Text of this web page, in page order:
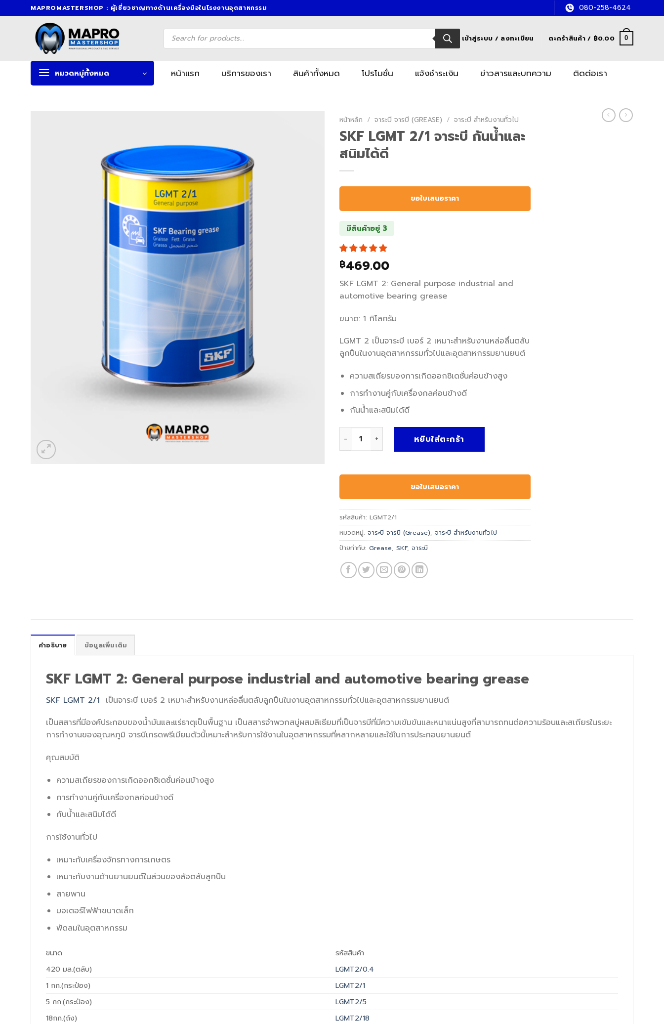
to
MAPROMASTERSHOP : ผู้เชี่ยวชาญทางด้านเครื่องมือในโรงงานอุตสาหกรรม 080-258-4624
Products
search เข้าสู่ระบบ / ลงทะเบียน ตะกร้าสินค้า / ฿0.00 0
หมวดหมู่ทั้งหมด หน้าแรก บริการของเรา สินค้าทั้งหมด โปรโมชั่น แจ้งชำระเงิน ข่าวสารและบทความ ติดต่อเรา
หน้าหลัก / จาระบี จารบี (GREASE) / จาระบี สำหรับงานทั่วไป
SKF LGMT 2/1 จาระบี กันน้ำและ
สนิมได้ดี
ขอใบเสนอราคา
มีสินค้าอยู่ 3
฿469.00
SKF LGMT 2: General purpose industrial and
automotive bearing grease
ขนาด: 1 กิโลกรัม
LGMT 2 เป็นจาระบี เบอร์ 2 เหมาะสำหรับงานหล่อลื่นตลับ
ลูกปืนในงานอุตสาหกรรมทั่วไปและอุตสาหกรรมยานยนต์
ความสเถียรของการเกิดออกซิเดชั่นค่อนข้างสูง
การทำงานคู่กับเครื่องกลค่อนข้างดี
กันน้ำและสนิมได้ดี
หยิบใส่ตะกร้า
ขอใบเสนอราคา
รหัสสินค้า: LGMT2/1
หมวดหมู่: จาระบี จารบี (Grease), จาระบี สำหรับงานทั่วไป
ป้ายกำกับ: Grease, SKF, จาระบี
คำอธิบาย ข้อมูลเพิ่มเติม
SKF LGMT 2: General purpose industrial and automotive bearing grease
SKF LGMT 2/1 เป็นจาระบี เบอร์ 2 เหมาะสำหรับงานหล่อลื่นตลับลูกปืนในงานอุตสาหกรรมทั่วไปและอุตสาหกรรมยานยนต์
เป็นสสารที่มีองค์ประกอบของน้ำมันและแร่ธาตุเป็นพื้นฐาน เป็นสสารจำพวกสบู่ผสมลิเธียมที่เป็นจารบีที่มีความเข้มข้นและหนาแน่นสูงที่สามารถทนต่อความร้อนและสเถียรในระยะ
การทำงานของอุณหภูมิ จารบีเกรดพรีเมียมตัวนี้เหมาะสำหรับการใช้งานในอุตสาหกรรมที่หลากหลายและใช้ในการประกอบยานยนต์
คุณสมบัติ
ความสเถียรของการเกิดออกซิเดชั่นค่อนข้างสูง
การทำงานคู่กับเครื่องกลค่อนข้างดี
กันน้ำและสนิมได้ดี
การใช้งานทั่วไป
เหมาะกับเครื่องจักรทางการเกษตร
เหมาะกับงานด้านยานยนต์ในส่วนของล้อตลับลูกปืน
สายพาน
มอเตอร์ไฟฟ้าขนาดเล็ก
พัดลมในอุตสาหกรรม
ขนาด
รหัสสินค้า
420 มล.(ตลับ)
LGMT2/0.4
1 กก.(กระป๋อง)
LGMT2/1
5 กก.(กระป๋อง)
LGMT2/5
18กก.(ถัง)
LGMT2/18